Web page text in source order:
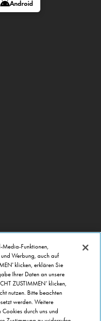
Android
Funktionen,
Werbung, auch auf
klicken, erklären Sie
Ihrer Daten an unsere
ZUSTIMMEN’ klicken,
nutzen. Bitte beachten
werden. Weitere
durch uns und